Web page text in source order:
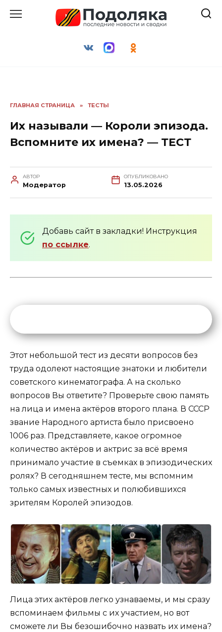
ГЛАВНАЯ СТРАНИЦА » ТЕСТЫ
Их называли — Короли эпизода.
Вспомните их имена? — ТЕСТ
АВТОР
Модератор
ОПУБЛИКОВАНО
13.05.2026
Добавь сайт в закладки! Инструкция
по ссылке.
Этот небольшой тест из десяти вопросов без
труда одолеют настоящие знатоки и любители
советского кинематографа. А на сколько
вопросов Вы ответите? Проверьте свою память
на лица и имена актёров второго плана. В СССР
звание Народного артиста было присвоено
1006 раз. Представляете, какое огромное
количество актёров и актрис за всё время
принимало участие в съемках в эпизодических
ролях? В сегодняшнем тесте, мы вспомним
только самых известных и полюбившихся
зрителям Королей эпизодов.
Лица этих актёров легко узнаваемы, и мы сразу
вспоминаем фильмы с их участием, но вот
сможете ли Вы безошибочно назвать их имена?